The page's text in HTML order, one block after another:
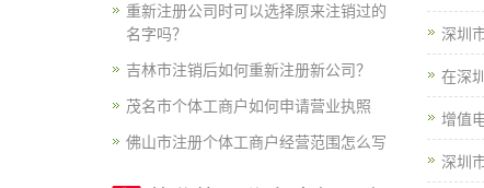
深圳
在深
增值
深圳
重新注册公司时可以选择原来注销过的
名字吗？
吉林市注销后如何重新注册新公司？
茂名市个体工商户如何申请营业执照
佛山市注册个体工商户经营范围怎么写